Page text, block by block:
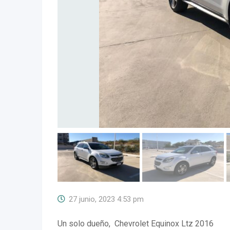
27 junio, 2023 4:53 pm
Un solo dueño, Chevrolet Equinox Ltz 2016